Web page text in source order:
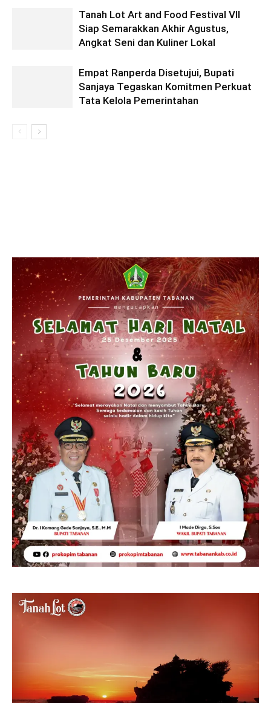
Tanah Lot Art and Food Festival VII
Siap Semarakkan Akhir Agustus,
Angkat Seni dan Kuliner Lokal
Empat Ranperda Disetujui, Bupati
Sanjaya Tegaskan Komitmen Perkuat
Tata Kelola Pemerintahan